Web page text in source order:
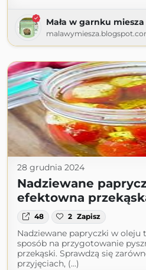
Mała w garnku miesza
28 grudnia 2024
Nadziewane
efektowna
48 2 Zapisz
Nadziewane papryczki w
sposób na przygotowanie
przekąski. Sprawdzą się
przyjęciach, (...)